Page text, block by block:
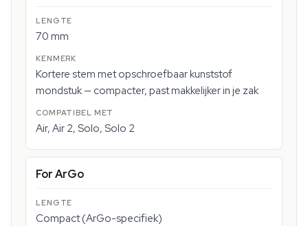
70 mm
Kortere stem met opschroefbaar kunststof
mondstuk — compacter, past makkelijker in je zak
Air, Air 2, Solo, Solo 2
For ArGo
Compact (ArGo-specifiek)